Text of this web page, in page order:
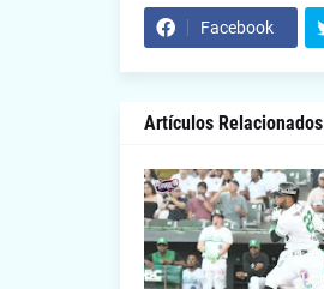
Facebook
Artículos Relacionados